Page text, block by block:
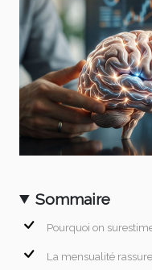
Sommaire
Pourquoi on
La mensualité